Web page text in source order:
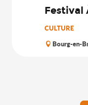
Festival
CULTURE
Bourg-en-